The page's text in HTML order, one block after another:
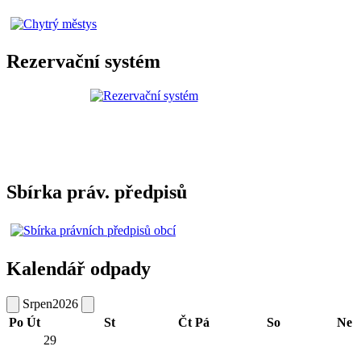
Rezervační systém
Sbírka práv. předpisů
Kalendář odpady
Srpen2026
Po Út St Čt Pá So Ne
29